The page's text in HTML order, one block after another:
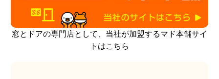
窓とドアの専門店として、当社が加盟するマド本舗サイ
トはこちら